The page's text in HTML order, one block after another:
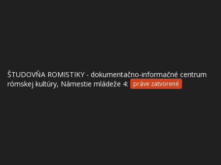
ŠTUDOVŇA ROMISTIKY - dokumentačno-informačné centrum
rómskej kultúry, Námestie mládeže 4:
práve zatvorené